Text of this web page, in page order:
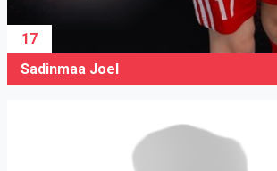
17
Sadinmaa Joel